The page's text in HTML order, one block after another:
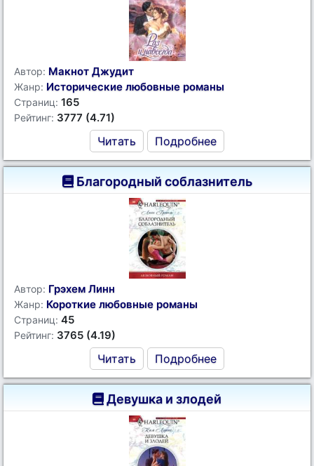
Автор: Макнот Джудит
Жанр: Исторические любовные романы
Страниц: 165
Рейтинг: 3777 (4.71)
Читать Подробнее
Благородный соблазнитель
Автор: Грэхем Линн
Жанр: Короткие любовные романы
Страниц: 45
Рейтинг: 3765 (4.19)
Читать Подробнее
Девушка и злодей